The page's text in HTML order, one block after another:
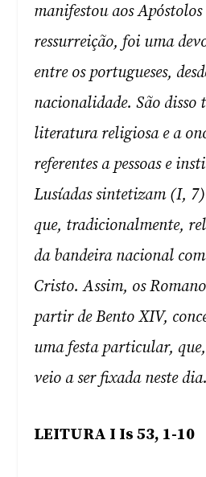
manifestou aos Apóstolos
ressurreição, foi uma
entre os portugueses,
nacionalidade. São disso
literatura religiosa e a
referentes a pessoas e
Lusíadas sintetizam (I,
que, tradicionalmente,
da bandeira nacional
Cristo. Assim, os
partir de Bento XIV,
uma festa particular,
veio a ser fixada neste dia.
LEITURA I Is 53, 1-10